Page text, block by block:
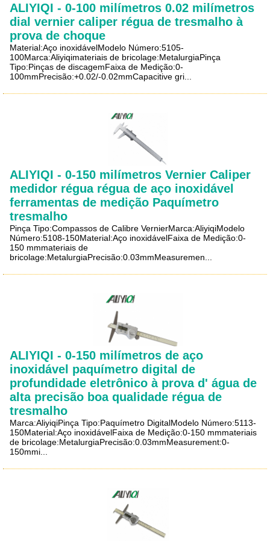
ALIYIQI - 0-100 milímetros 0.02 milímetros
dial vernier caliper régua de tresmalho à
prova de choque
Material:Aço inoxidávelModelo Número:5105-
100Marca:Aliyiqimateriais de bricolage:MetalurgiaPinça
Tipo:Pinças de discagemFaixa de Medição:0-
100mmPrecisão:+0.02/-0.02mmCapacitive gri...
ALIYIQI - 0-150 milímetros Vernier Caliper
medidor régua régua de aço inoxidável
ferramentas de medição Paquímetro
tresmalho
Pinça Tipo:Compassos de Calibre VernierMarca:AliyiqiModelo
Número:5108-150Material:Aço inoxidávelFaixa de Medição:0-
150 mmmateriais de
bricolage:MetalurgiaPrecisão:0.03mmMeasuremen...
ALIYIQI - 0-150 milímetros de aço
inoxidável paquímetro digital de
profundidade eletrônico à prova d' água de
alta precisão boa qualidade régua de
tresmalho
Marca:AliyiqiPinça Tipo:Paquímetro DigitalModelo Número:5113-
150Material:Aço inoxidávelFaixa de Medição:0-150 mmmateriais
de bricolage:MetalurgiaPrecisão:0.03mmMeasurement:0-
150mmi...